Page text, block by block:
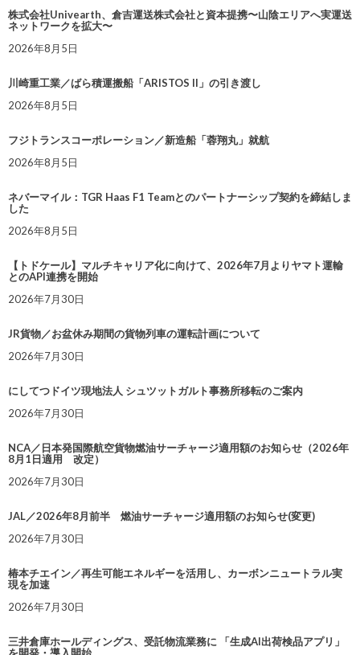
株式会社Univearth、倉吉運送株式会社と資本提携〜山陰エリアへ実運送
ネットワークを拡大〜
2026年8月5日
川崎重工業／ばら積運搬船「ARISTOS II」の引き渡し
2026年8月5日
フジトランスコーポレーション／新造船「蓉翔丸」就航
2026年8月5日
ネバーマイル：TGR Haas F1 Teamとのパートナーシップ契約を締結しま
した
2026年8月5日
【トドケール】マルチキャリア化に向けて、2026年7月よりヤマト運輸
とのAPI連携を開始
2026年7月30日
JR貨物／お盆休み期間の貨物列車の運転計画について
2026年7月30日
にしてつドイツ現地法人 シュツットガルト事務所移転のご案内
2026年7月30日
NCA／日本発国際航空貨物燃油サーチャージ適用額のお知らせ（2026年
8月1日適用 改定）
2026年7月30日
JAL／2026年8月前半 燃油サーチャージ適用額のお知らせ(変更)
2026年7月30日
椿本チエイン／再生可能エネルギーを活用し、カーボンニュートラル実
現を加速
2026年7月30日
三井倉庫ホールディングス、受託物流業務に 「生成AI出荷検品アプリ」